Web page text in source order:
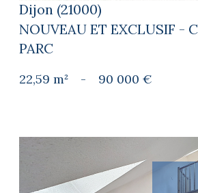
Dijon (21000)
NOUVEAU ET EXCLUSIF -
PARC
22,59 m² - 90 000 €